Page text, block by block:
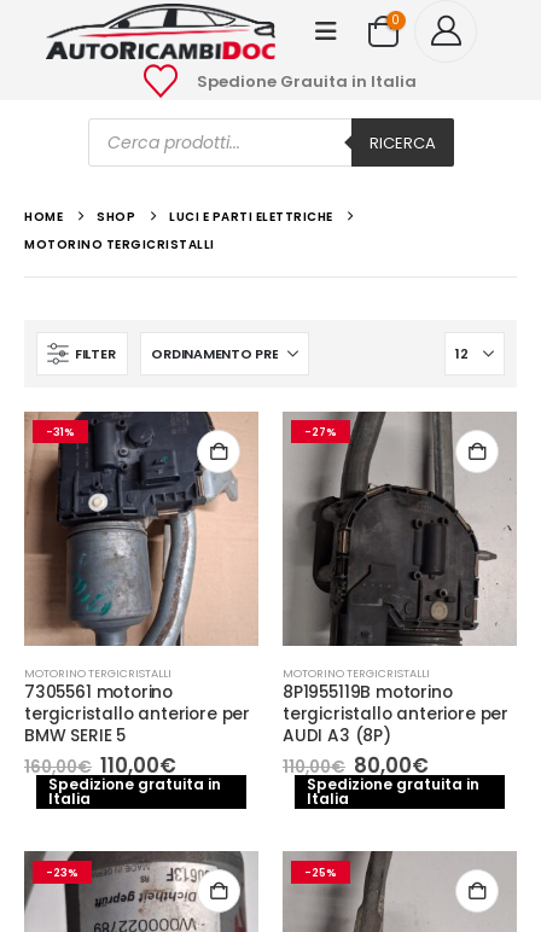
0
Spedione Grauita in Italia
Ricerca
prodotti RICERCA
HOME SHOP
LUCI E PARTI ELETTRICHE
MOTORINO TERGICRISTALLI
FILTER
-31%
MOTORINO TERGICRISTALLI
7305561 motorino
tergicristallo anteriore per
BMW SERIE 5
160,00€ Il
prezzo
originale
110,00€Il
prezzo
attuale
Spedizione gratuita in
Italia
-27%
MOTORINO TERGICRISTALLI
8P1955119B motorino
tergicristallo anteriore per
AUDI A3 (8P)
110,00€ Il
prezzo
originale
80,00€Il
prezzo
attuale
Spedizione gratuita in
Italia
-23% -25%